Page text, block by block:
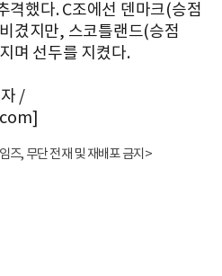
격했다. C조에선 덴마크(승점
겼지만, 스코틀랜드(승점
며 선두를 지켰다.
/
즈, 무단 전재 및 재배포 금지>